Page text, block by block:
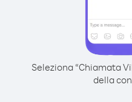
Seleziona “Chiamata
della